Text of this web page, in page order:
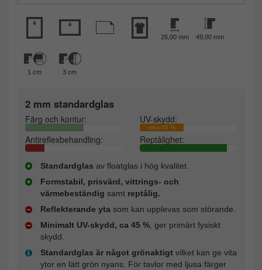
26,00 mm 49,00 mm
1 cm 3 cm
2 mm standardglas
Färg och kontur: UV-skydd:
cirka 45 %
Antireflexbehandling: Reptålighet:
Standardglas av floatglas i hög kvalitet.
Formstabil, prisvärd, vittrings- och
värmebeständig samt reptålig.
Reflekterande yta som kan upplevas som störande.
Minimalt UV-skydd, ca 45 %, ger primärt fysiskt
skydd.
Standardglas är något grönaktigt vilket kan ge vita
ytor en lätt grön nyans. För tavlor med ljusa färger